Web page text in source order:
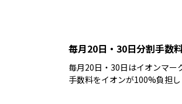
毎月20日・30日分割手数
毎月20日・30日はイオンマー